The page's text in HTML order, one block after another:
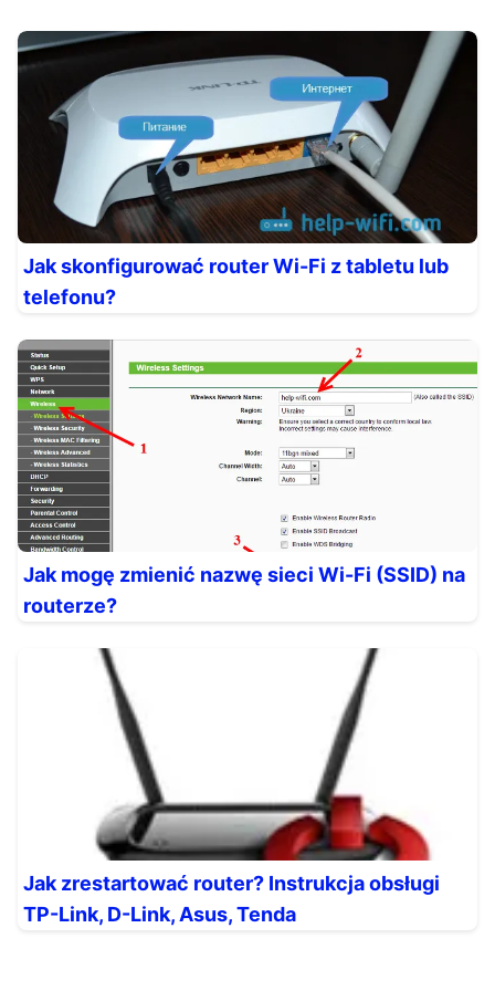
Jak skonfigurować router Wi-Fi z tabletu lub
telefonu?
Jak mogę zmienić nazwę sieci Wi-Fi (SSID) na
routerze?
Jak zrestartować router? Instrukcja obsługi
TP-Link, D-Link, Asus, Tenda